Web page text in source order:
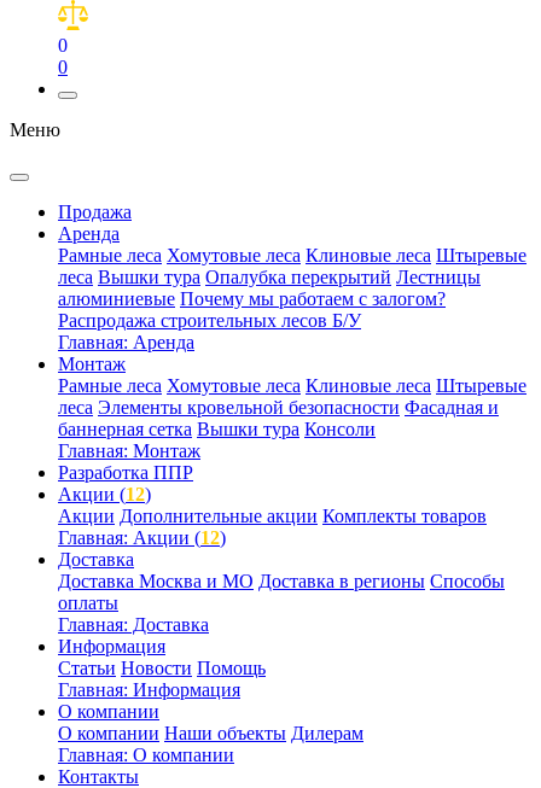
0
0
Меню
Продажа
Аренда
Рамные леса Хомутовые леса Клиновые леса Штыревые
леса Вышки тура Опалубка перекрытий Лестницы
алюминиевые Почему мы работаем с залогом?
Распродажа строительных лесов Б/У
Главная: Аренда
Монтаж
Рамные леса Хомутовые леса Клиновые леса Штыревые
леса Элементы кровельной безопасности Фасадная и
баннерная сетка Вышки тура Консоли
Главная: Монтаж
Разработка ППР
Акции (12)
Акции Дополнительные акции Комплекты товаров
Главная: Акции (12)
Доставка
Доставка Москва и МО Доставка в регионы Способы
оплаты
Главная: Доставка
Информация
Статьи Новости Помощь
Главная: Информация
О компании
О компании Наши объекты Дилерам
Главная: О компании
Контакты